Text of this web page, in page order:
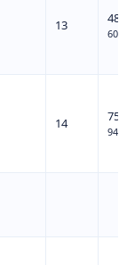
13 48
60
14 75
94